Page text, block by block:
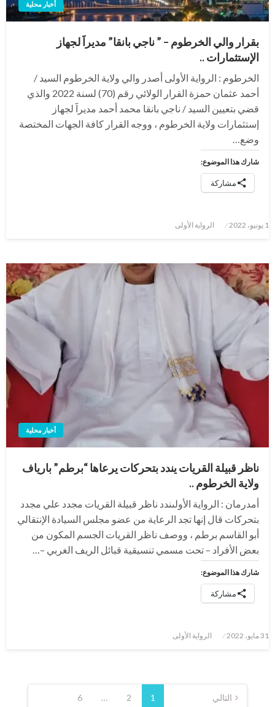
أخبار محلية
بقرار والي الخرطوم – ” ناجي بانقا” مديراََ لجهاز
الإستثمارات ..
الخرطوم : الرواية الأولى أصدر والي ولاية الخرطوم السيد /
أحمد عثمان حمزة القرار الولائي رقم (70) لسنة 2022 والذي
قضي بتعيين السيد / ناجي بانقا محمد أحمد مديراََ لجهاز
إستثمارات ولاية الخرطوم ، ووجه القرار كافة الجهات المختصة
وضع…
شارك هذا الموضوع:
مشاركة
نُشر1 يونيو، 2022 الرواية الأولى
أخبار محلية
ناظر قبيلة القريات يندد بتحركات يرعاها “برطم” بارياف
ولاية الخرطوم ..
أمدرمان : الرواية الأولىندد ناظر قبيلة القريات مجدد علي مجدد
بتحركات قال إنها تجد الرعاية من عضو مجلس السيادة الإنتقالي
أبو القاسم برطم ، ووصف ناظر القريات الجسم المكون من
بعض الأفراد – تحت مسمي تنسيقية قبائل الريف الغربي –…
شارك هذا الموضوع:
مشاركة
نُشر
31 مايو، 2022 الرواية الأولى
Posts
pagination
1
2
…
6 التالي